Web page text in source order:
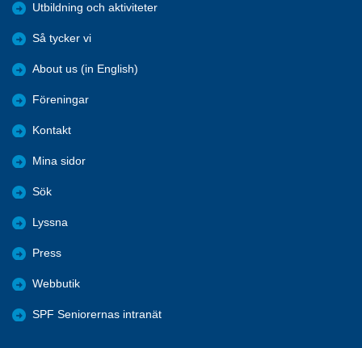
Utbildning och aktiviteter
Så tycker vi
About us (in English)
Föreningar
Kontakt
Mina sidor
Sök
Lyssna
Press
Webbutik
SPF Seniorernas intranät